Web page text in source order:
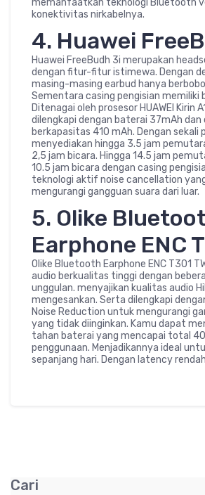
memanfaatkan teknologi Bluetooth
konektivitas nirkabelnya.
4. Huawei
Huawei FreeBudh 3i merupakan
dengan fitur-fitur istimewa. Dengan
masing-masing earbud hanya
Sementara casing pengisian memiliki
Ditenagai oleh prosesor HUAWEI Kirin
dilengkapi dengan baterai 37mAh dan
berkapasitas 410 mAh. Dengan sekali
menyediakan hingga 3.5 jam
2,5 jam bicara. Hingga 14.5 jam
10.5 jam bicara dengan casing
teknologi aktif noise cancellation
mengurangi gangguan suara dari luar.
5. Olike
Earphone ENC
Olike Bluetooth Earphone ENC T301
audio berkualitas tinggi dengan
unggulan. menyajikan kualitas audio
mengesankan. Serta dilengkapi
Noise Reduction untuk mengurangi
yang tidak diinginkan. Kamu dapat
tahan baterai yang mencapai total
penggunaan. Menjadikannya ideal
sepanjang hari. Dengan latency
Cari